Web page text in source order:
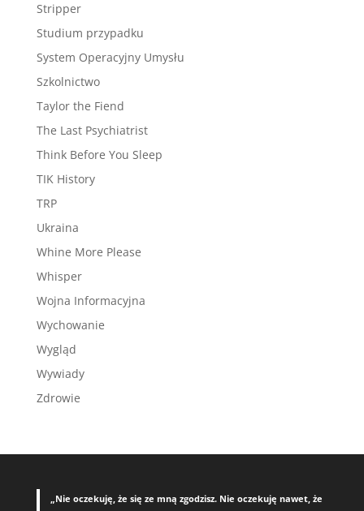
Stripper
Studium przypadku
System Operacyjny Umysłu
Szkolnictwo
Taylor the Fiend
The Last Psychiatrist
Think Before You Sleep
TIK History
TRP
Ukraina
Whine More Please
Whisper
Wojna Informacyjna
Wychowanie
Wygląd
Wywiady
Zdrowie
„Nie oczekuję, że się ze mną zgodzisz. Nie oczekuję nawet, że